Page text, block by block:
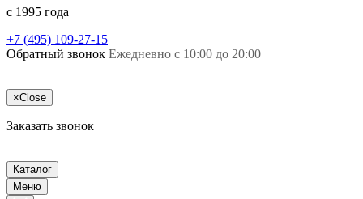
c 1995 года
+7 (495) 109-27-15
Обратный звонок Ежедневно с 10:00 до 20:00
×Close
Заказать звонок
Каталог
Меню